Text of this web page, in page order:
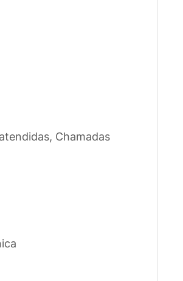
Chamadas